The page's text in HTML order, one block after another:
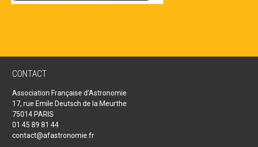
CONTACT
Association Française d'Astronomie
17, rue Emile Deutsch de la Meurthe
75014 PARIS
01 45 89 81 44
contact@afastronomie.fr